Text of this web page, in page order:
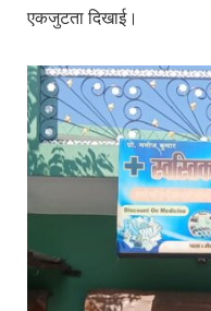
एकजुटता दिखाई।